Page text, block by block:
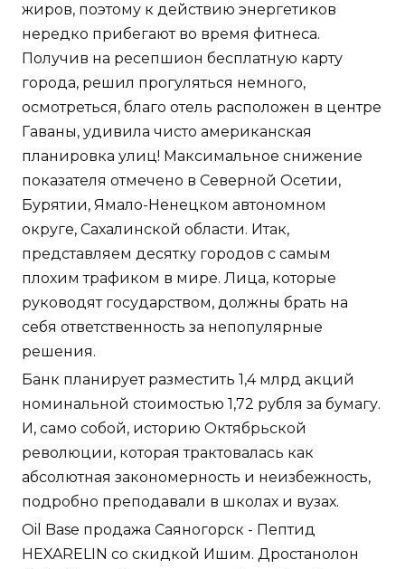
жиров, поэтому к действию энергетиков
нередко прибегают во время фитнеса.
Получив на ресепшион бесплатную карту
города, решил прогуляться немного,
осмотреться, благо отель расположен в центре
Гаваны, удивила чисто американская
планировка улиц! Максимальное снижение
показателя отмечено в Северной Осетии,
Бурятии, Ямало-Ненецком автономном
округе, Сахалинской области. Итак,
представляем десятку городов с самым
плохим трафиком в мире. Лица, которые
руководят государством, должны брать на
себя ответственность за непопулярные
решения.
Банк планирует разместить 1,4 млрд акций
номинальной стоимостью 1,72 рубля за бумагу.
И, само собой, историю Октябрьской
революции, которая трактовалась как
абсолютная закономерность и неизбежность,
подробно преподавали в школах и вузах.
Oil Base продажа Саяногорск - Пептид
HEXARELIN со скидкой Ишим. Дростанолон